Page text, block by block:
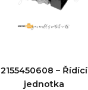
2155450608 – Řídící
jednotka